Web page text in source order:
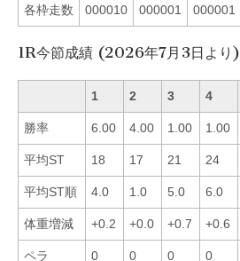
各枠走数 000010 000001 000001
1R今節成績 (2026年7月3日より)
1 2 3 4
勝率 6.00 4.00 1.00 1.00
平均ST 18 17 21 24
平均ST順 4.0 1.0 5.0 6.0
体重増減 +0.2 +0.0 +0.7 +0.6
ペラ 0 0 0 0